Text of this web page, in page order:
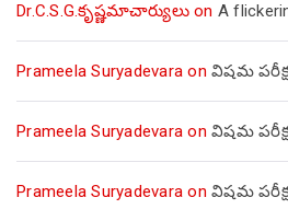
Dr.C.S.G.కృష్ణమాచార్యులుon A
Prameela Suryadevara on విషమ
Prameela Suryadevara on విషమ
Prameela Suryadevara on విషమ